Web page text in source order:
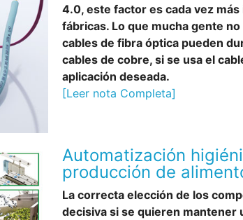
4.0, este factor es cada vez
fábricas. Lo que mucha gente
cables de fibra óptica pueden
cables de cobre, si se usa el
aplicación deseada.
[Leer nota Completa]
Automatización
producción de
La correcta elección de los
decisiva si se quieren mantener